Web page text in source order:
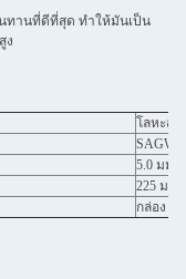
ทานที่ดีที่สุด ทําให้มันเป็น
ง
โลหะสลั
SAGW
5.0 มม.
225 มม.
กล่อง